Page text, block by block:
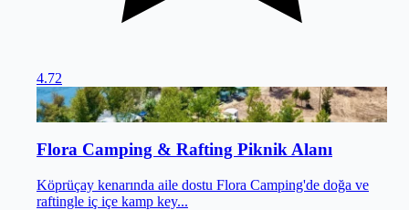
4.72
Manavgat/Antalya
Flora Camping & Rafting Piknik Alanı
Köprüçay kenarında aile dostu Flora Camping'de doğa ve
raftingle iç içe kamp key...